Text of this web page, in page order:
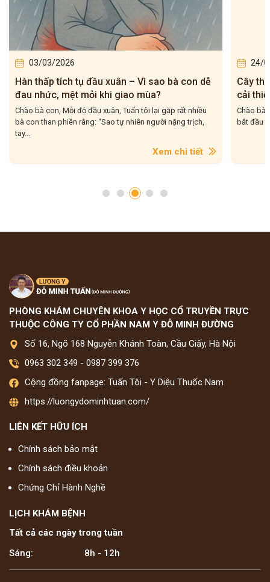
03/03/2026
Hàn thấp tích tụ đầu xuân – Vì sao bà con dễ
đau nhức, mệt mỏi khi giao mùa?
Chào bà con, Mỗi độ đầu xuân, Tuấn tôi lại gặp rất nhiều
bà con than phiền rằng: “Sao tự nhiên người nặng trịch,
tay...
Xem chi tiết
24/
Cây
cải
Chào bà
bắt đầu
PHÒNG KHÁM CHUYÊN KHOA Y HỌC CỔ TRUYỀN TRỰC
THUỘC CÔNG TY CỔ PHẦN NAM Y ĐỖ MINH ĐƯỜNG
Số 16, Ngõ 168 Nguyễn Khánh Toàn, Cầu Giấy, Hà Nội
0963 302 349 - 0987 399 376
Cộng đồng fanpage: Tuấn Tôi - Y Diệu Thuốc Nam
https://luongydominhtuan.com/
LIÊN KẾT HỮU ÍCH
Chính sách bảo mật
Chính sách điều khoản
Chứng Chỉ Hành Nghề
LỊCH KHÁM BỆNH
Tất cả các ngày trong tuần
Sáng:
8h - 12h